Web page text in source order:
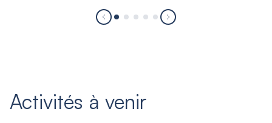
Activités à venir